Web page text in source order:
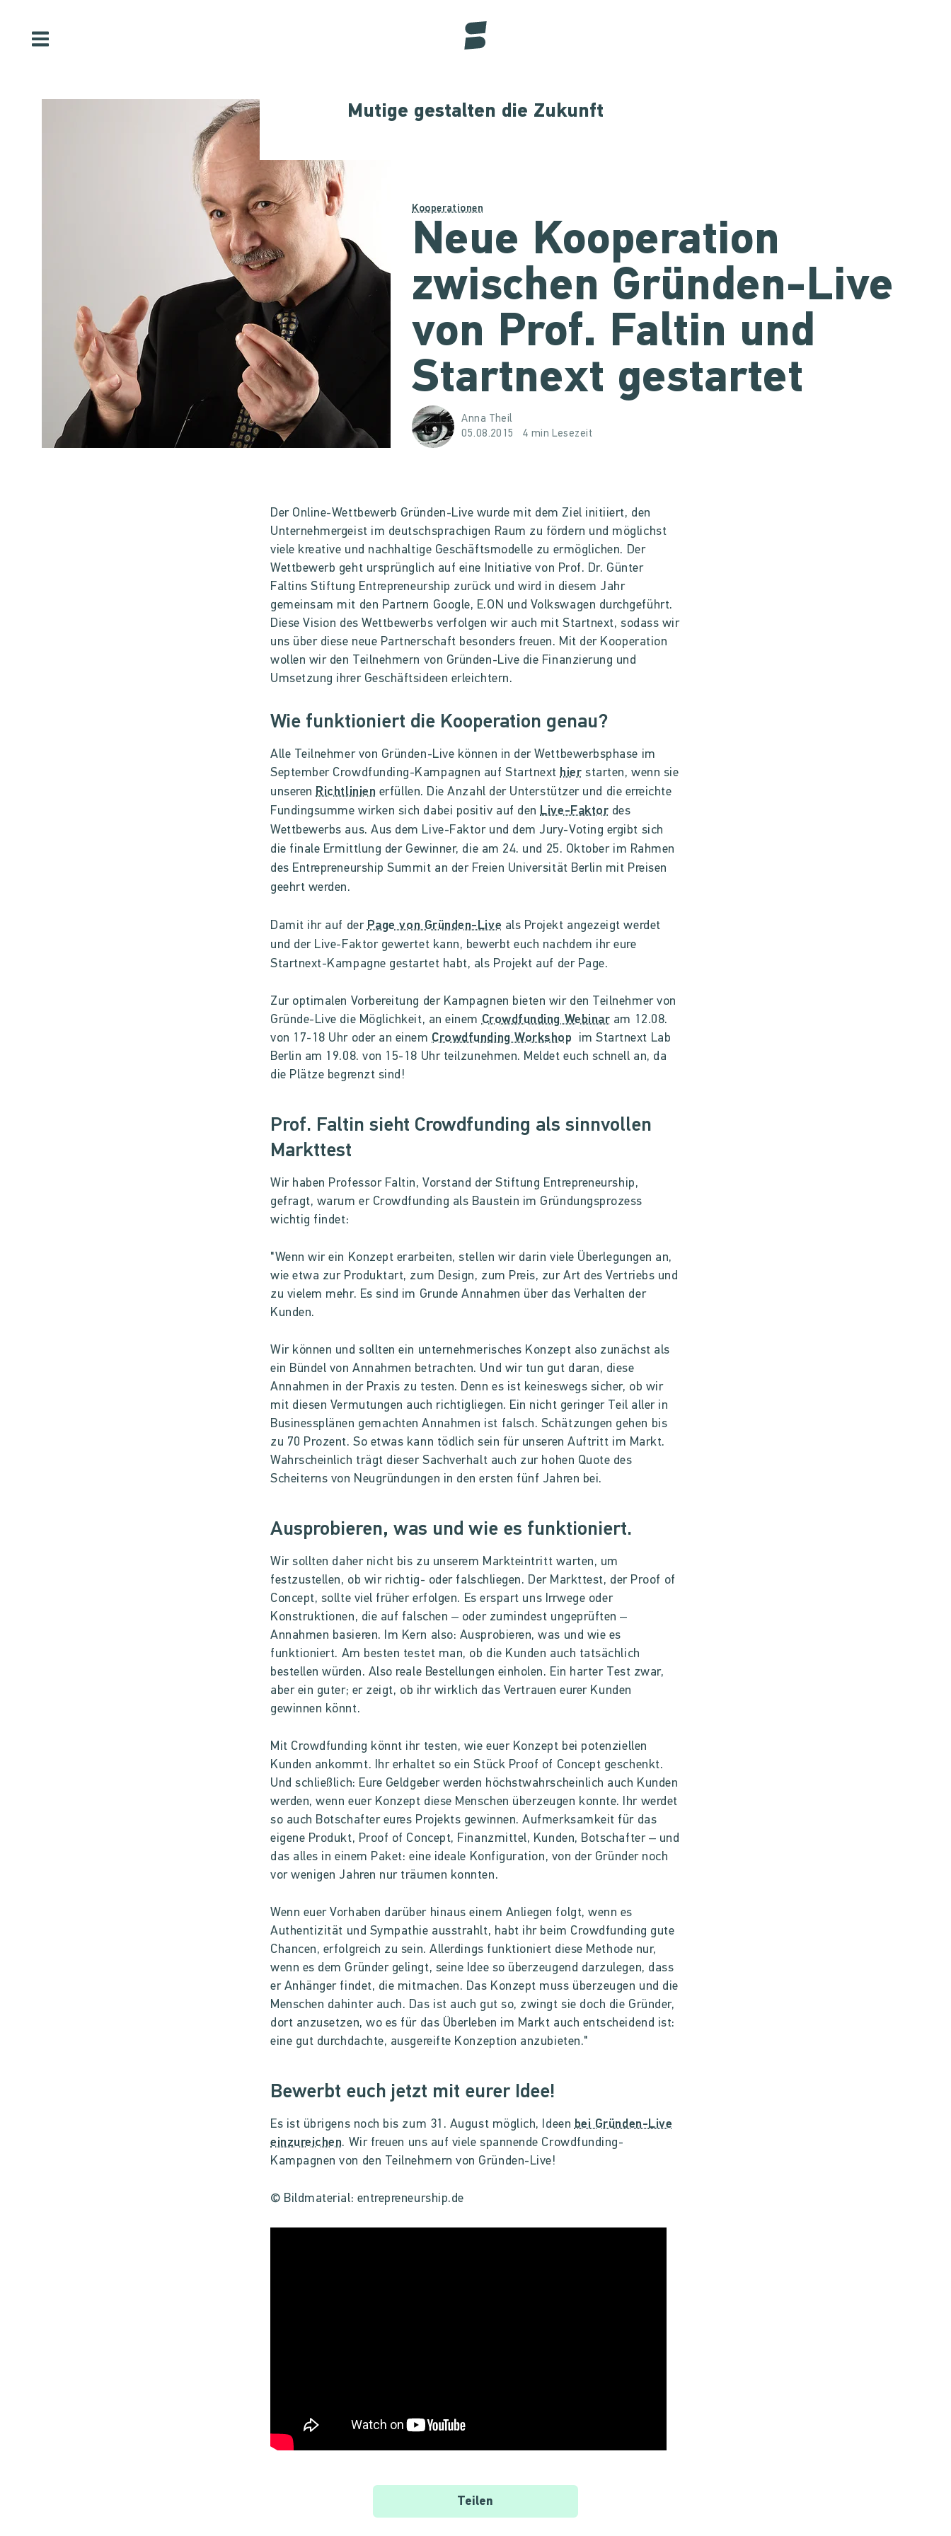
Mutige gestalten die Zukunft
Kooperationen
Neue Kooperation
zwischen Gründen-Live
von Prof. Faltin und
Startnext gestartet
Anna Theil
05.08.2015
4 min Lesezeit
Der Online-Wettbewerb Gründen-Live wurde mit dem Ziel initiiert, den
Unternehmergeist im deutschsprachigen Raum zu fördern und möglichst
viele kreative und nachhaltige Geschäftsmodelle zu ermöglichen. Der
Wettbewerb geht ursprünglich auf eine Initiative von Prof. Dr. Günter
Faltins Stiftung Entrepreneurship zurück und wird in diesem Jahr
gemeinsam mit den Partnern Google, E.ON und Volkswagen durchgeführt.
Diese Vision des Wettbewerbs verfolgen wir auch mit Startnext, sodass wir
uns über diese neue Partnerschaft besonders freuen. Mit der Kooperation
wollen wir den Teilnehmern von Gründen-Live die Finanzierung und
Umsetzung ihrer Geschäftsideen erleichtern.
Wie funktioniert die Kooperation genau?
Alle Teilnehmer von Gründen-Live können in der Wettbewerbsphase im
September Crowdfunding-Kampagnen auf Startnexthier starten, wenn sie
unserenRichtlinien erfüllen. Die Anzahl der Unterstützer und die erreichte
Fundingsumme wirken sich dabei positiv auf den Live-Faktor des
Wettbewerbs aus. Aus dem Live-Faktor und dem Jury-Voting ergibt sich
die finale Ermittlung der Gewinner, die am 24. und 25. Oktober im Rahmen
des Entrepreneurship Summit an der Freien Universität Berlin mit Preisen
geehrt werden.
Damit ihr auf derPage von Gründen-Live als Projekt angezeigt werdet
und der Live-Faktor gewertet kann, bewerbt euch nachdem ihr eure
Startnext-Kampagne gestartet habt, als Projekt auf der Page.
Zur optimalen Vorbereitung der Kampagnen bieten wir den Teilnehmer von
Gründe-Live die Möglichkeit, an einemCrowdfunding Webinar am 12.08.
von 17-18 Uhr oder an einemCrowdfunding Workshop im Startnext Lab
Berlin am 19.08. von 15-18 Uhr teilzunehmen. Meldet euch schnell an, da
die Plätze begrenzt sind!
Prof. Faltin sieht Crowdfunding als sinnvollen
Markttest
Wir haben Professor Faltin, Vorstand der Stiftung Entrepreneurship,
gefragt, warum er Crowdfunding als Baustein im Gründungsprozess
wichtig findet:
"Wenn wir ein Konzept erarbeiten, stellen wir darin viele Überlegungen an,
wie etwa zur Produktart, zum Design, zum Preis, zur Art des Vertriebs und
zu vielem mehr. Es sind im Grunde Annahmen über das Verhalten der
Kunden.
Wir können und sollten ein unternehmerisches Konzept also zunächst als
ein Bündel von Annahmen betrachten. Und wir tun gut daran, diese
Annahmen in der Praxis zu testen. Denn es ist keineswegs sicher, ob wir
mit diesen Vermutungen auch richtigliegen. Ein nicht geringer Teil aller in
Businessplänen gemachten Annahmen ist falsch. Schätzungen gehen bis
zu 70 Prozent. So etwas kann tödlich sein für unseren Auftritt im Markt.
Wahrscheinlich trägt dieser Sachverhalt auch zur hohen Quote des
Scheiterns von Neugründungen in den ersten fünf Jahren bei.
Ausprobieren, was und wie es funktioniert.
Wir sollten daher nicht bis zu unserem Markteintritt warten, um
festzustellen, ob wir richtig- oder falschliegen. Der Markttest, der Proof of
Concept, sollte viel früher erfolgen. Es erspart uns Irrwege oder
Konstruktionen, die auf falschen – oder zumindest ungeprüften –
Annahmen basieren. Im Kern also: Ausprobieren, was und wie es
funktioniert. Am besten testet man, ob die Kunden auch tatsächlich
bestellen würden. Also reale Bestellungen einholen. Ein harter Test zwar,
aber ein guter; er zeigt, ob ihr wirklich das Vertrauen eurer Kunden
gewinnen könnt.
Mit Crowdfunding könnt ihr testen, wie euer Konzept bei potenziellen
Kunden ankommt. Ihr erhaltet so ein Stück Proof of Concept geschenkt.
Und schließlich: Eure Geldgeber werden höchstwahrscheinlich auch Kunden
werden, wenn euer Konzept diese Menschen überzeugen konnte. Ihr werdet
so auch Botschafter eures Projekts gewinnen. Aufmerksamkeit für das
eigene Produkt, Proof of Concept, Finanzmittel, Kunden, Botschafter – und
das alles in einem Paket: eine ideale Konfiguration, von der Gründer noch
vor wenigen Jahren nur träumen konnten.
Wenn euer Vorhaben darüber hinaus einem Anliegen folgt, wenn es
Authentizität und Sympathie ausstrahlt, habt ihr beim Crowdfunding gute
Chancen, erfolgreich zu sein. Allerdings funktioniert diese Methode nur,
wenn es dem Gründer gelingt, seine Idee so überzeugend darzulegen, dass
er Anhänger findet, die mitmachen. Das Konzept muss überzeugen und die
Menschen dahinter auch. Das ist auch gut so, zwingt sie doch die Gründer,
dort anzusetzen, wo es für das Überleben im Markt auch entscheidend ist:
eine gut durchdachte, ausgereifte Konzeption anzubieten."
Bewerbt euch jetzt mit eurer Idee!
Es ist übrigens noch bis zum 31. August möglich, Ideenbei Gründen-Live
einzureichen. Wir freuen uns auf viele spannende Crowdfunding-
Kampagnen von den Teilnehmern von Gründen-Live!
© Bildmaterial: entrepreneurship.de
Teilen